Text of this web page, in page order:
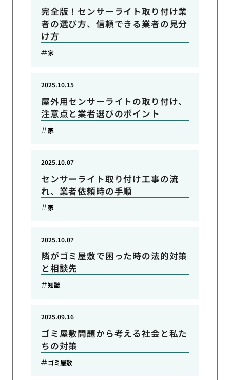
完全版！センサーライト取り付け業
者の選び方、信頼できる業者の見分
け方
家
屋外用センサーライトの取り付け、
注意点と業者選びのポイント
2025.10.15
家
センサーライト取り付け工事の流
れ、業者依頼時の手順
2025.10.07
家
隣がゴミ屋敷で困った時の法的対策
と相談先
2025.10.07
知識
ゴミ屋敷問題から考える社会と私た
ちの対策
2025.09.16
ゴミ屋敷